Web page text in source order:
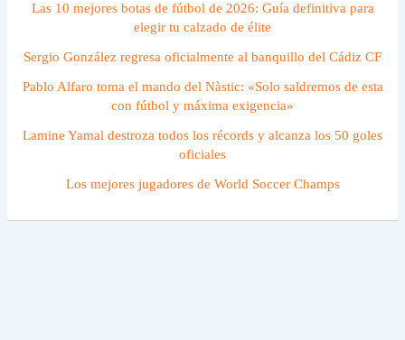
Las 10 mejores botas de fútbol de 2026: Guía definitiva para
elegir tu calzado de élite
Sergio González regresa oficialmente al banquillo del Cádiz CF
Pablo Alfaro toma el mando del Nàstic: «Solo saldremos de esta
con fútbol y máxima exigencia»
Lamine Yamal destroza todos los récords y alcanza los 50 goles
oficiales
Los mejores jugadores de World Soccer Champs